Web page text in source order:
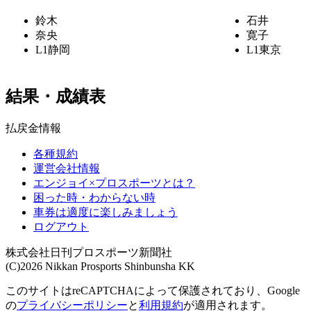
鈴木
奈央
L1静岡
石井
寛子
L1東京
結果・成績表
払戻金情報
各種規約
運営会社情報
エンジョイ×プロスポーツとは？
困った時・わからない時
車券は適度に楽しみましょう
ログアウト
株式会社日刊プロスポーツ新聞社
(C)2026 Nikkan Prosports Shinbunsha KK
このサイトはreCAPTCHAによって保護されており、Google
のプライバシーポリシーと利用規約が適用されます。